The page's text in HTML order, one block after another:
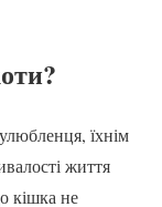
їхнім
життя
кішка не